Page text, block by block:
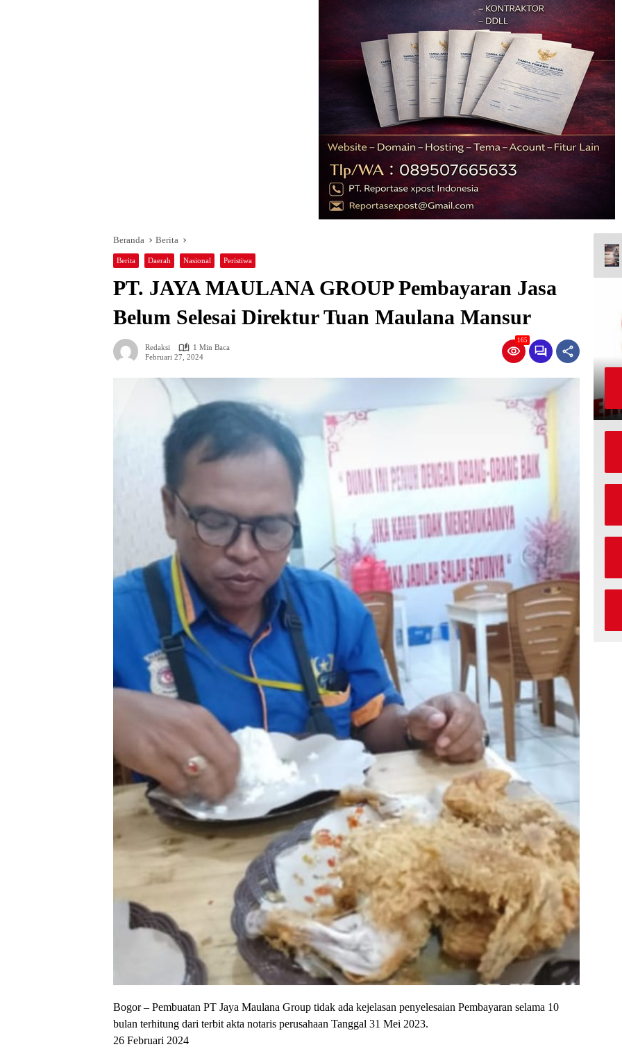
Beranda Berita
Berita Daerah Nasional Peristiwa
PT. JAYA MAULANA GROUP Pembayaran Jasa
Belum Selesai Direktur Tuan Maulana Mansur
Redaksi
1 Min Baca
Februari 27, 2024
165
Bogor – Pembuatan PT Jaya Maulana Group tidak ada kejelasan penyelesaian Pembayaran selama 10
bulan terhitung dari terbit akta notaris perusahaan Tanggal 31 Mei 2023.
26 Februari 2024